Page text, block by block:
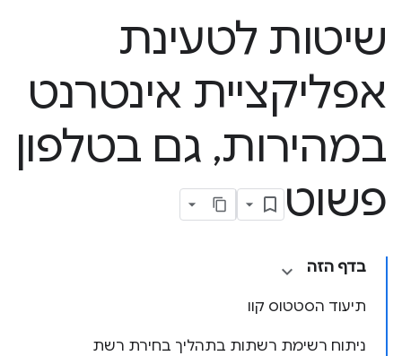
שיטות לטעינת
אפליקציית אינטרנט
במהירות, גם בטלפון
פשוט
בדף הזה
תיעוד הסטטוס קוו
ניתוח רשימת רשתות בתהליך בחירת רשת